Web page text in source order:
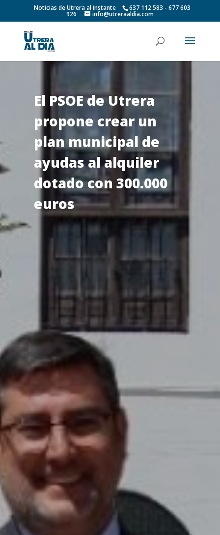
Noticias de Utrera al instante 637 112 583 - 677 603
926 info@utreraaldia.com
El PSOE de Utrera
propone crear un
plan municipal de
ayudas al alquiler
dotado con 300.000
euros